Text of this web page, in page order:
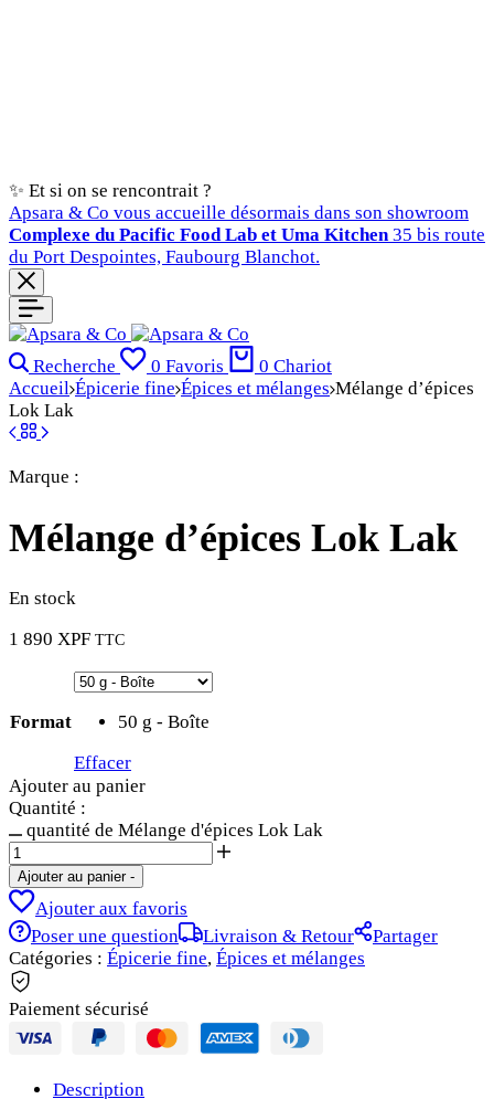
✨ Et si on se rencontrait ?
Apsara & Co vous accueille désormais dans son showroom
Complexe du Pacific Food Lab et Uma Kitchen35 bis route
du Port Despointes, Faubourg Blanchot.
Recherche 0 Favoris 0 Chariot
Accueil Épicerie fine Épices et mélanges Mélange d’épices
Lok Lak
Marque :
Mélange d’épices Lok Lak
En stock
1 890 XPF TTC
Format
50 g - Boîte
Effacer
Ajouter au panier
Quantité :
quantité de Mélange d'épices Lok Lak
Ajouter au panier -
Ajouter aux favoris
Poser une question
Livraison & Retour
Partager
Catégories : Épicerie fine, Épices et mélanges
Paiement sécurisé
Description